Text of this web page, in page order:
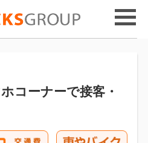
コーナーで接客・